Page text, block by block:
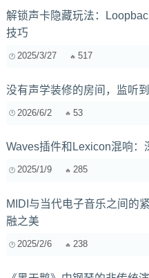
解锁声卡隐藏玩法：
技巧
2025/3/27 517
没有声学装修的房间，监听
2026/6/2 53
Waves插件和Lexicon混响：
2025/1/9 285
MIDI与当代电子音乐之间的
融之美
2025/2/6 238